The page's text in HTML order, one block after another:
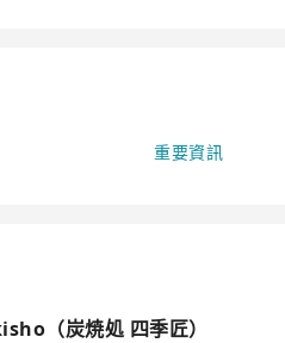
重要資訊
（炭焼処 四季匠）